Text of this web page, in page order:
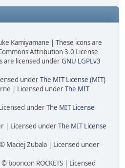
Kamiyamane | These icons are
Attribution 3.0 License
are licensed underGNU LGPLv3
underThe MIT License (MIT)
| Licensed underThe MIT
underThe MIT License
| Licensed underThe MIT License
Maciej Zubala | Licensed under
© booncon ROCKETS | Licensed